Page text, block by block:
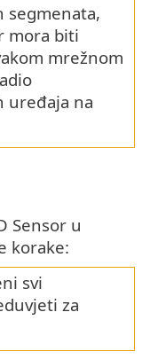
segmenata,
mora biti
mrežnom
uređaja na
Sensor u
korake:
svi
za